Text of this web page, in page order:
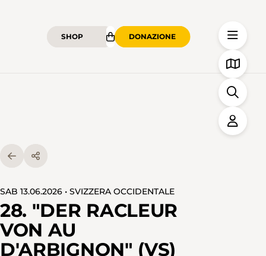
SHOP DONAZIONE
SAB 13.06.2026 • SVIZZERA OCCIDENTALE
28. "DER RACLEUR
VON AU
D'ARBIGNON" (VS)